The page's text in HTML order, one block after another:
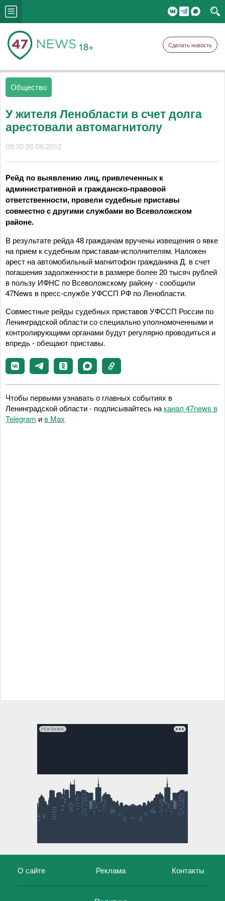
18+ Сделать новость
Общество
У жителя Ленобласти в счет долга
арестовали автомагнитолу
09:30 26.06.2012
Рейд по выявлению лиц, привлеченных к
административной и гражданско-правовой
ответственности, провели судебные приставы
совместно с другими службами во Всеволожском
районе.
В результате рейда 48 гражданам вручены извещения о явке
на прием к судебным приставам-исполнителям. Наложен
арест на автомобильный магнитофон гражданина Д. в счет
погашения задолженности в размере более 20 тысяч рублей
в пользу ИФНС по Всеволожскому району - сообщили
47News в пресс-службе УФССП РФ по Ленобласти.
Совместные рейды судебных приставов УФССП России по
Ленинградской области со специально уполномоченными и
контролирующими органами будут регулярно проводиться и
впредь - обещают приставы.
Чтобы первыми узнавать о главных событиях в
Ленинградской области - подписывайтесь на канал 47news в
Telegram и в Maх
РЕКЛАМА
О сайте Реклама Контакты